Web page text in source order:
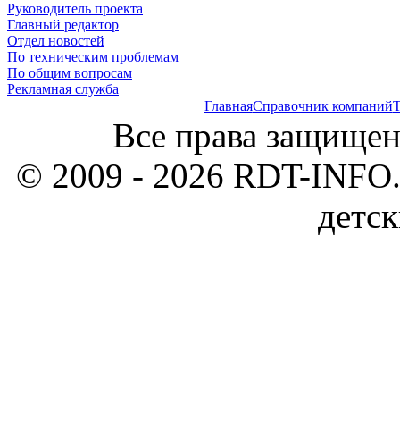
Руководитель проекта
Главный редактор
Отдел новостей
По техническим проблемам
По общим вопросам
Рекламная служба
ГлавнаяСправочник компаний
Все права
© 2009 - 2026 RDT-